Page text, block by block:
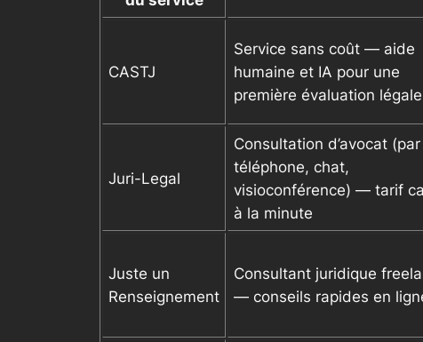
CASTJ
Service sans coût — aide
humaine et IA pour une
première évaluation légale
Juri-Legal
Consultation d’avocat (par
téléphone, chat,
visioconférence) — tarif
à la minute
Juste un
Renseignement
Consultant juridique
— conseils rapides en